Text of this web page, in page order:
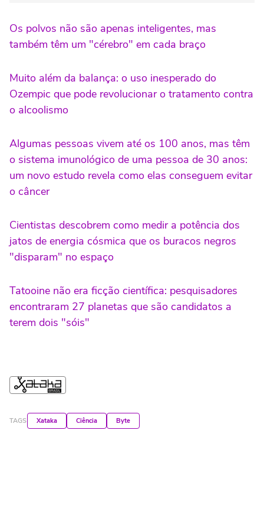
Os polvos não são apenas inteligentes, mas
também têm um "cérebro" em cada braço
Muito além da balança: o uso inesperado do
Ozempic que pode revolucionar o tratamento contra
o alcoolismo
Algumas pessoas vivem até os 100 anos, mas têm
o sistema imunológico de uma pessoa de 30 anos:
um novo estudo revela como elas conseguem evitar
o câncer
Cientistas descobrem como medir a potência dos
jatos de energia cósmica que os buracos negros
"disparam" no espaço
Tatooine não era ficção científica: pesquisadores
encontraram 27 planetas que são candidatos a
terem dois "sóis"
TAGS Xataka Ciência Byte